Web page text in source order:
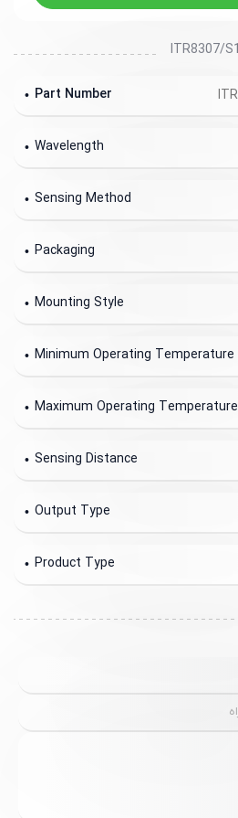
Part Number
Wavelength
Sensing Method
Packaging
Mounting Style
Minimum Operating Temperature
Maximum Operating Temperature
Sensing Distance
Output Type
Product Type